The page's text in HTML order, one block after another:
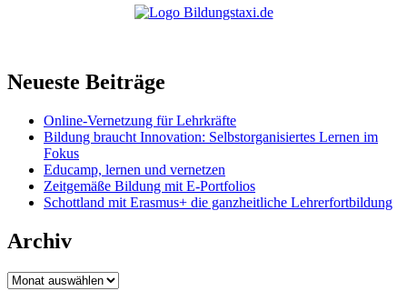
Neueste Beiträge
Online-Vernetzung für Lehrkräfte
Bildung braucht Innovation: Selbstorganisiertes Lernen im
Fokus
Educamp, lernen und vernetzen
Zeitgemäße Bildung mit E-Portfolios
Schottland mit Erasmus+ die ganzheitliche Lehrerfortbildung
Archiv
Archiv